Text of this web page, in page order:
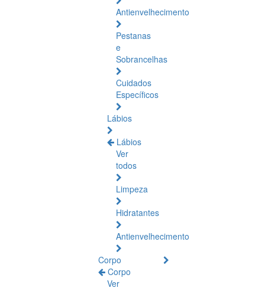
Antienvelhecimento
Pestanas
e
Sobrancelhas
Cuidados
Específicos
Lábios
Lábios
Ver
todos
Limpeza
Hidratantes
Antienvelhecimento
Corpo
Corpo
Ver